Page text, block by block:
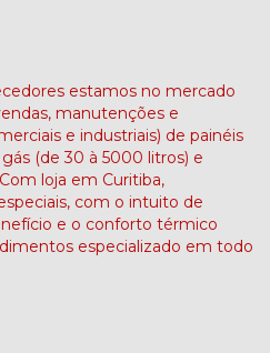
estamos no mercado
manutenções e
e industriais) de painéis
(de 30 à 5000 litros) e
loja em Curitiba,
com o intuito de
e o conforto térmico
especializado em todo